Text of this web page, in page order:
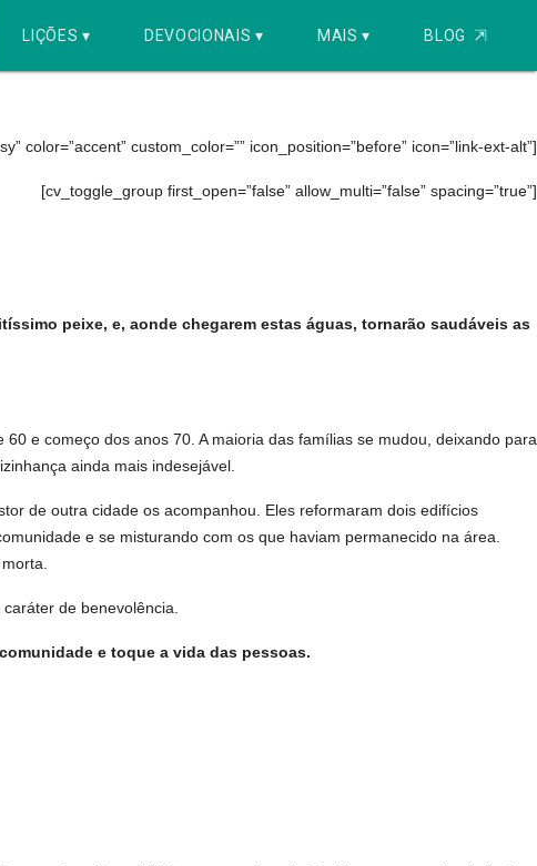
LIÇÕES ▾ DEVOCIONAIS ▾ MAIS ▾ BLOG ⇱
color=”accent” custom_color=”” icon_position=”before” icon=”link-ext-alt”]
[cv_toggle_group first_open=”false” allow_multi=”false” spacing=”true”]
peixe, e, aonde chegarem estas águas, tornarão saudáveis as
e começo dos anos 70. A maioria das famílias se mudou, deixando para
ainda mais indesejável.
de outra cidade os acompanhou. Eles reformaram dois edifícios
e se misturando com os que haviam permanecido na área.
de benevolência.
e toque a vida das pessoas.